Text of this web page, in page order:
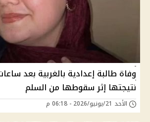
وفاة طالبة إعدادية بالغربية بعد
نتيجتها إثر سقوطها من السلم
الأحد 21/يونيو/2026 - 06:18 م